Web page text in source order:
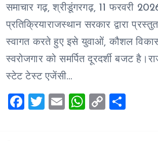
ce
b
o
o
k
tt
er
ai
l
at
s
A
p
p
y
Li
n
a
re
समाचार गढ़, श्रीडूंगरगढ़, 11 फरवरी
प्रतिक्रियाराजस्थान सरकार द्वारा
स्वागत करते हुए इसे युवाओं, कौशल
स्वरोजगार को समर्पित दूरदर्शी बजट
स्टेट टेस्ट एजेंसी…
F
T
E
W
C